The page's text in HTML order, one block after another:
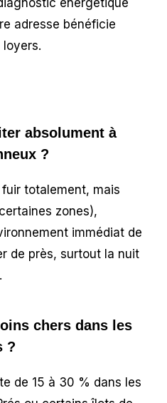
énergétique
adresse bénéficie
loyers.
absolument à
?
totalement, mais
zones),
immédiat de
de près, surtout la nuit
chers dans les
?
de 15 à 30 % dans les